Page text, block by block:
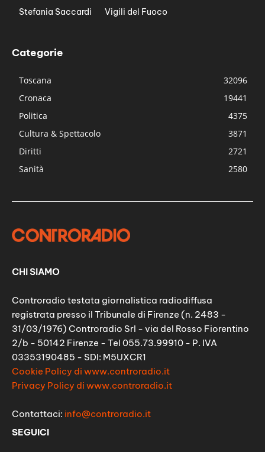
Stefania Saccardi
Vigili del Fuoco
Categorie
Toscana
32096
Cronaca
19441
Politica
4375
Cultura & Spettacolo
3871
Diritti
2721
Sanità
2580
CHI SIAMO
Controradio testata giornalistica radiodiffusa
registrata presso il Tribunale di Firenze (n. 2483 -
31/03/1976) Controradio Srl - via del Rosso Fiorentino
2/b - 50142 Firenze - Tel 055.73.99910 - P. IVA
03353190485 - SDI: M5UXCR1
Cookie Policy di www.controradio.it
Privacy Policy di www.controradio.it
Contattaci: info@controradio.it
SEGUICI